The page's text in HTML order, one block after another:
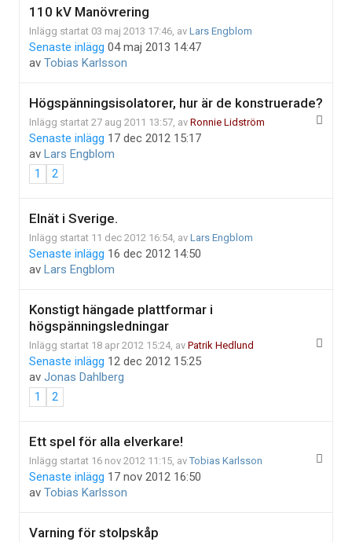
110 kV Manövrering
Inlägg startat 03 maj 2013 17:46, av Lars Engblom
Senaste inlägg 04 maj 2013 14:47
av Tobias Karlsson
Högspänningsisolatorer, hur är de konstruerade?
Inlägg startat 27 aug 2011 13:57, av Ronnie Lidström
Senaste inlägg 17 dec 2012 15:17
av Lars Engblom
1
2
Elnät i Sverige.
Inlägg startat 11 dec 2012 16:54, av Lars Engblom
Senaste inlägg 16 dec 2012 14:50
av Lars Engblom
Konstigt hängade plattformar i
högspänningsledningar
Inlägg startat 18 apr 2012 15:24, av Patrik Hedlund
Senaste inlägg 12 dec 2012 15:25
av Jonas Dahlberg
1
2
Ett spel för alla elverkare!
Inlägg startat 16 nov 2012 11:15, av Tobias Karlsson
Senaste inlägg 17 nov 2012 16:50
av Tobias Karlsson
Varning för stolpskåp